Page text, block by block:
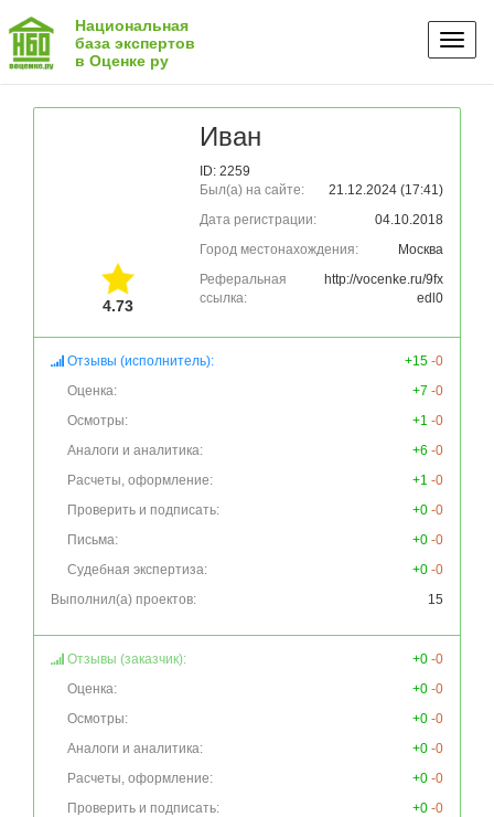
Национальная
база экспертов
в Оценке ру
4.73
Иван
ID: 2259
Был(а) на сайте:
21.12.2024 (17:41)
Дата регистрации:
04.10.2018
Город местонахождения:
Москва
Реферальная
ссылка:
http://vocenke.ru/9fx
edl0
Отзывы (исполнитель): +15 -0
Оценка:
+7 -0
Осмотры:
+1 -0
Аналоги и аналитика:
+6 -0
Расчеты, оформление:
+1 -0
Проверить и подписать:
+0 -0
Письма:
+0 -0
Судебная экспертиза:
+0 -0
Выполнил(а) проектов:
15
Отзывы (заказчик): +0 -0
Оценка:
+0 -0
Осмотры:
+0 -0
Аналоги и аналитика:
+0 -0
Расчеты, оформление:
+0 -0
Проверить и подписать:
+0 -0